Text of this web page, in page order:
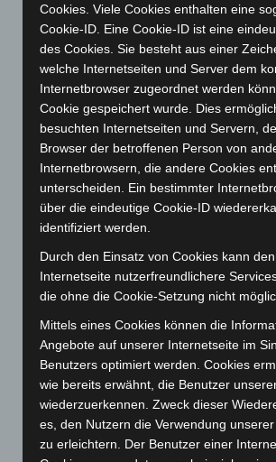
Januar 2024(111)
Dezember 2023(130)
November 2023(130)
Oktober 2023(114)
September 2023(133)
August 2023(134)
Juli 2023(118)
Juni 2023(142)
Mai 2023(139)
April 2023(155)
März 2023(174)
Januar 2023(140)
Dezember 2022(130)
November 2022(167)
Oktober 2022(166)
September 2022(205)
Cookies. Viele Cookies enthalten eine
Cookie-ID. Eine Cookie-ID ist eine
des Cookies. Sie besteht aus einer
welche Internetseiten und Server dem
Internetbrowser zugeordnet werden
Cookie gespeichert wurde. Dies
besuchten Internetseiten und Servern,
Browser der betroffenen Person von
Internetbrowsern, die andere Cookies
unterscheiden. Ein bestimmter
über die eindeutige Cookie-ID
identifiziert werden.
Durch den Einsatz von Cookies kann
Internetseite nutzerfreundlichere
die ohne die Cookie-Setzung nicht
Mittels eines Cookies können die
Angebote auf unserer Internetseite im
Benutzers optimiert werden. Cookies
wie bereits erwähnt, die Benutzer
wiederzuerkennen. Zweck dieser
es, den Nutzern die Verwendung
zu erleichtern. Der Benutzer einer